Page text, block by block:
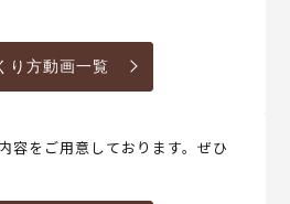
り方動画一覧
容をご用意しております。ぜひ